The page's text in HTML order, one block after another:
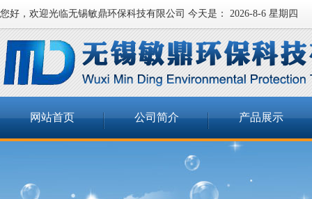
您好，欢迎光临无锡敏鼎环保科技有限公司 今天是： 2026-8-6 星期四
网站首页 公司简介 产品展示